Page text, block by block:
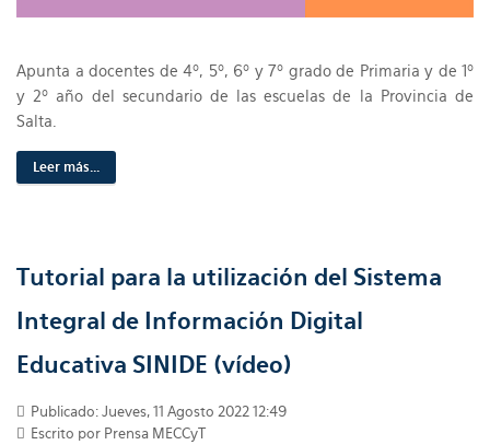
Apunta a docentes de 4º, 5º, 6º y 7º grado de Primaria y de 1º
y 2º año del secundario de las escuelas de la Provincia de
Salta.
Leer más...
Tutorial para la utilización del Sistema
Integral de Información Digital
Educativa SINIDE (vídeo)
Publicado: Jueves, 11 Agosto 2022 12:49
Escrito por Prensa MECCyT